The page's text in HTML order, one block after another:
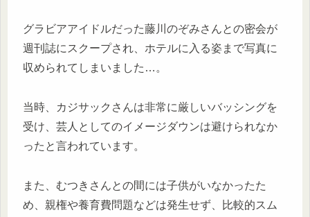
グラビアアイドルだった藤川のぞみさんとの密会が
週刊誌にスクープされ、ホテルに入る姿まで写真に
収められてしまいました…。
当時、カジサックさんは非常に厳しいバッシングを
受け、芸人としてのイメージダウンは避けられなか
ったと言われています。
また、むつきさんとの間には子供がいなかったた
め、親権や養育費問題などは発生せず、比較的スム